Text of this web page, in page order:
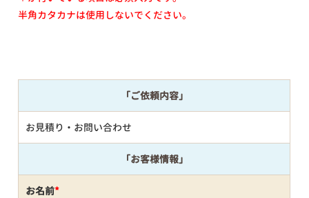
半角カタカナは使用しないでください。
「ご依頼内容」
お見積り・お問い合わせ
「お客様情報」
お名前*